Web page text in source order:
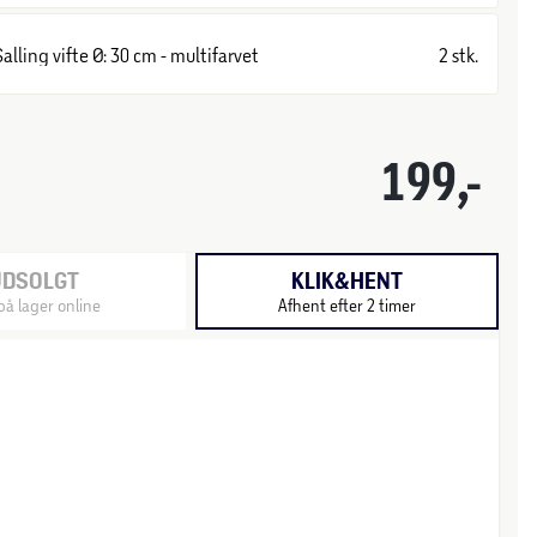
vifte Ø: 30 cm - multifarvet 2 stk.
199,-
lager online
KLIK&HENT
Afhent efter 2 timer